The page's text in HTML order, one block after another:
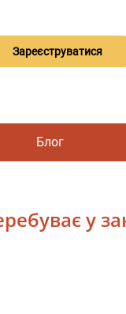
Зареєструватися
Блог
у